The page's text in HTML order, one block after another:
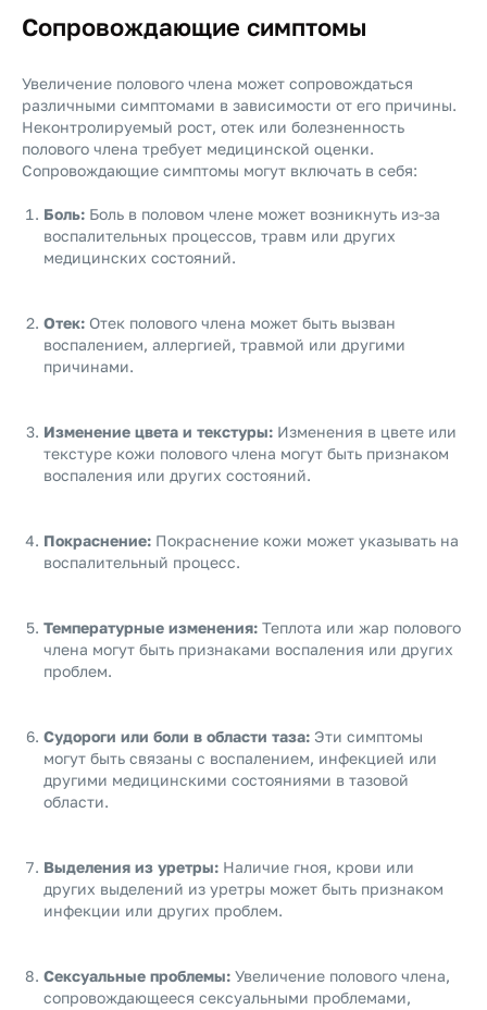
Сопровождающие симптомы
Увеличение полового члена может сопровождаться
различными симптомами в зависимости от его причины.
Неконтролируемый рост, отек или болезненность
полового члена требует медицинской оценки.
Сопровождающие симптомы могут включать в себя:
Боль: Боль в половом члене может возникнуть из-за
воспалительных процессов, травм или других
медицинских состояний.
Отек: Отек полового члена может быть вызван
воспалением, аллергией, травмой или другими
причинами.
Изменение цвета и текстуры: Изменения в цвете или
текстуре кожи полового члена могут быть признаком
воспаления или других состояний.
Покраснение: Покраснение кожи может указывать на
воспалительный процесс.
Температурные изменения: Теплота или жар полового
члена могут быть признаками воспаления или других
проблем.
Судороги или боли в области таза: Эти симптомы
могут быть связаны с воспалением, инфекцией или
другими медицинскими состояниями в тазовой
области.
Выделения из уретры: Наличие гноя, крови или
других выделений из уретры может быть признаком
инфекции или других проблем.
Сексуальные проблемы: Увеличение полового члена,
сопровождающееся сексуальными проблемами,